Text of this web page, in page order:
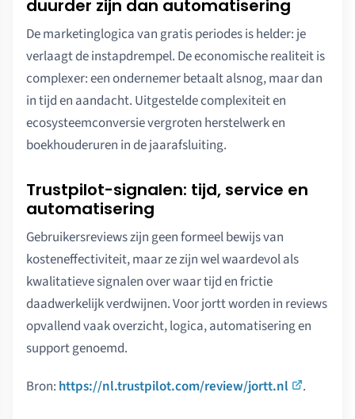
duurder zijn dan automatisering
De marketinglogica van gratis periodes is helder: je
verlaagt de instapdrempel. De economische realiteit is
complexer: een ondernemer betaalt alsnog, maar dan
in tijd en aandacht. Uitgestelde complexiteit en
ecosysteemconversie vergroten herstelwerk en
boekhouderuren in de jaarafsluiting.
Trustpilot-signalen: tijd, service en
automatisering
Gebruikersreviews zijn geen formeel bewijs van
kosteneffectiviteit, maar ze zijn wel waardevol als
kwalitatieve signalen over waar tijd en frictie
daadwerkelijk verdwijnen. Voor jortt worden in reviews
opvallend vaak overzicht, logica, automatisering en
support genoemd.
Bron: https://nl.trustpilot.com/review/jortt.nl .